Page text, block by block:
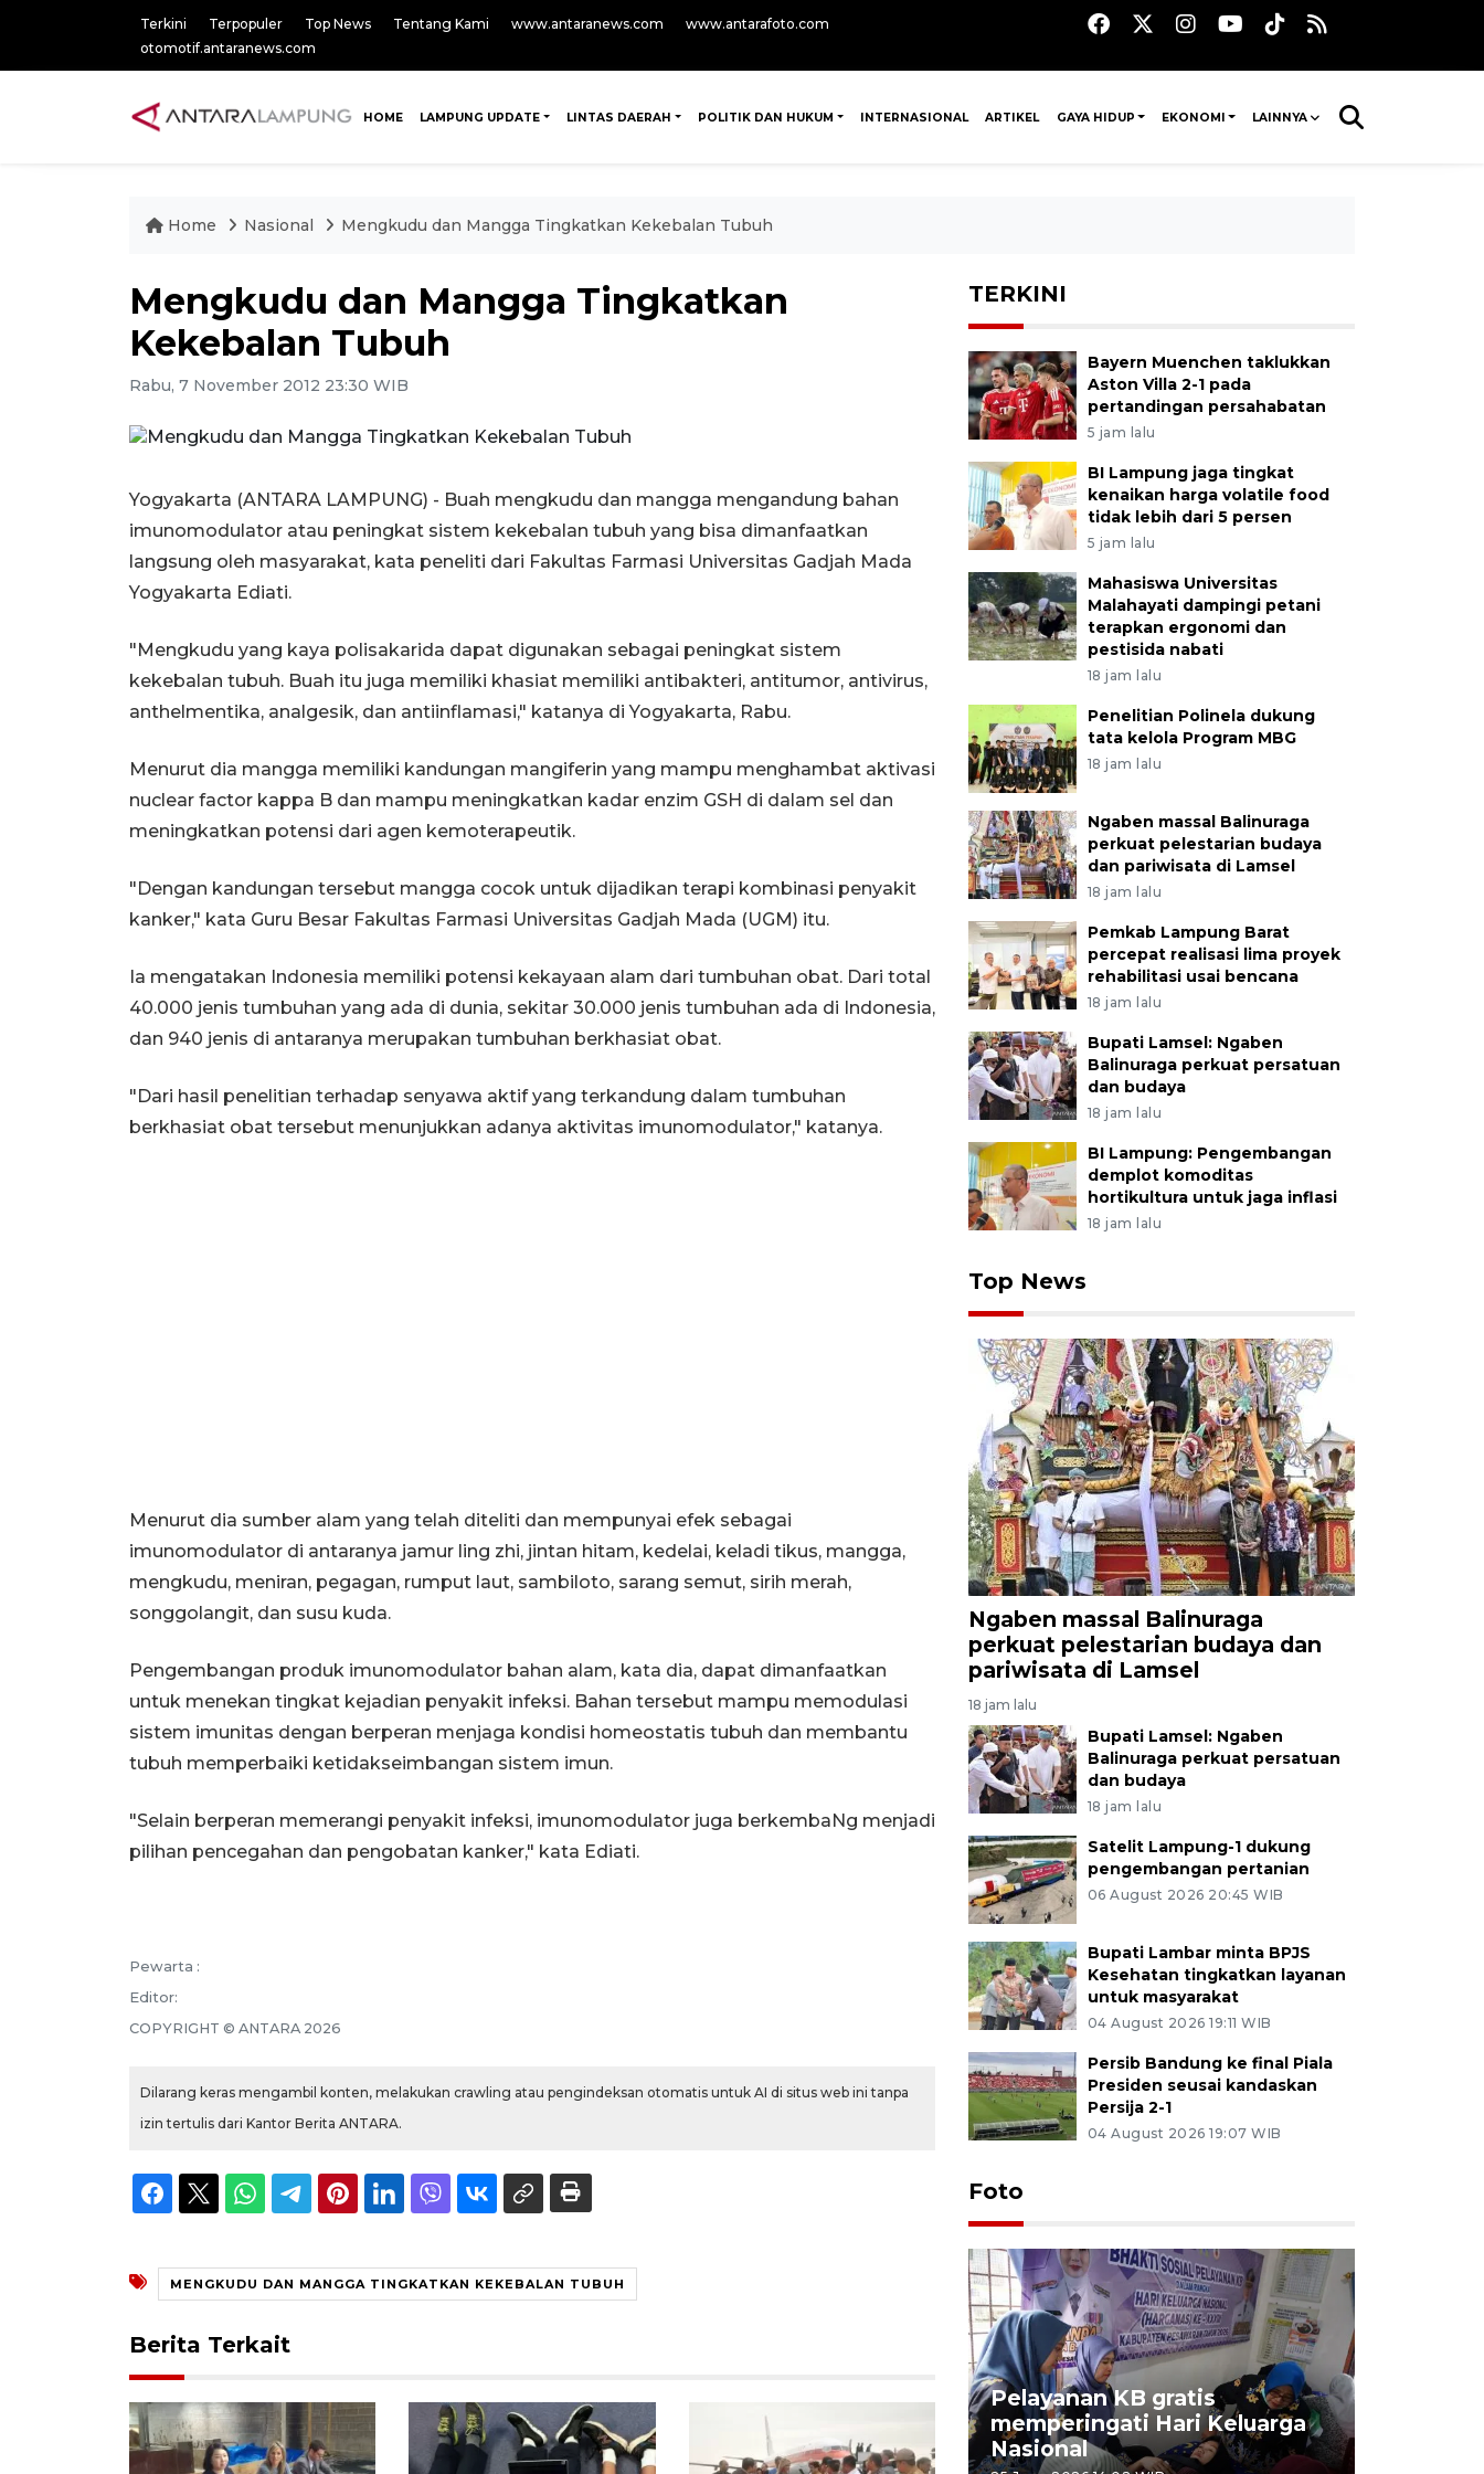
Terkini Terpopuler Top News Tentang Kami www.antaranews.com
www.antarafoto.com
otomotif.antaranews.com
HOME LAMPUNG UPDATE LINTAS DAERAH POLITIK DAN HUKUM INTERNASIONAL ARTIKEL GAYA HIDUP EKONOMI LAINNYA
Home Nasional Mengkudu dan Mangga Tingkatkan Kekebalan Tubuh
Mengkudu dan Mangga Tingkatkan
Kekebalan Tubuh
Rabu, 7 November 2012 23:30 WIB
Yogyakarta (ANTARA LAMPUNG) - Buah mengkudu dan mangga mengandung bahan
imunomodulator atau peningkat sistem kekebalan tubuh yang bisa dimanfaatkan
langsung oleh masyarakat, kata peneliti dari Fakultas Farmasi Universitas Gadjah Mada
Yogyakarta Ediati.
"Mengkudu yang kaya polisakarida dapat digunakan sebagai peningkat sistem
kekebalan tubuh. Buah itu juga memiliki khasiat memiliki antibakteri, antitumor, antivirus,
anthelmentika, analgesik, dan antiinflamasi," katanya di Yogyakarta, Rabu.
Menurut dia mangga memiliki kandungan mangiferin yang mampu menghambat aktivasi
nuclear factor kappa B dan mampu meningkatkan kadar enzim GSH di dalam sel dan
meningkatkan potensi dari agen kemoterapeutik.
"Dengan kandungan tersebut mangga cocok untuk dijadikan terapi kombinasi penyakit
kanker," kata Guru Besar Fakultas Farmasi Universitas Gadjah Mada (UGM) itu.
Ia mengatakan Indonesia memiliki potensi kekayaan alam dari tumbuhan obat. Dari total
40.000 jenis tumbuhan yang ada di dunia, sekitar 30.000 jenis tumbuhan ada di Indonesia,
dan 940 jenis di antaranya merupakan tumbuhan berkhasiat obat.
"Dari hasil penelitian terhadap senyawa aktif yang terkandung dalam tumbuhan
berkhasiat obat tersebut menunjukkan adanya aktivitas imunomodulator," katanya.
Menurut dia sumber alam yang telah diteliti dan mempunyai efek sebagai
imunomodulator di antaranya jamur ling zhi, jintan hitam, kedelai, keladi tikus, mangga,
mengkudu, meniran, pegagan, rumput laut, sambiloto, sarang semut, sirih merah,
songgolangit, dan susu kuda.
Pengembangan produk imunomodulator bahan alam, kata dia, dapat dimanfaatkan
untuk menekan tingkat kejadian penyakit infeksi. Bahan tersebut mampu memodulasi
sistem imunitas dengan berperan menjaga kondisi homeostatis tubuh dan membantu
tubuh memperbaiki ketidakseimbangan sistem imun.
"Selain berperan memerangi penyakit infeksi, imunomodulator juga berkembaNg menjadi
pilihan pencegahan dan pengobatan kanker," kata Ediati.
Pewarta :
Editor:
COPYRIGHT © ANTARA 2026
Dilarang keras mengambil konten, melakukan crawling atau pengindeksan otomatis untuk AI di situs web ini tanpa
izin tertulis dari Kantor Berita ANTARA.
MENGKUDU DAN MANGGA TINGKATKAN KEKEBALAN TUBUH
Berita Terkait
TERKINI
Bayern Muenchen taklukkan
Aston Villa 2-1 pada
pertandingan persahabatan
5 jam lalu
BI Lampung jaga tingkat
kenaikan harga volatile food
tidak lebih dari 5 persen
5 jam lalu
Mahasiswa Universitas
Malahayati dampingi petani
terapkan ergonomi dan
pestisida nabati
18 jam lalu
Penelitian Polinela dukung
tata kelola Program MBG
18 jam lalu
Ngaben massal Balinuraga
perkuat pelestarian budaya
dan pariwisata di Lamsel
18 jam lalu
Pemkab Lampung Barat
percepat realisasi lima proyek
rehabilitasi usai bencana
18 jam lalu
Bupati Lamsel: Ngaben
Balinuraga perkuat persatuan
dan budaya
18 jam lalu
BI Lampung: Pengembangan
demplot komoditas
hortikultura untuk jaga inflasi
18 jam lalu
Top News
Ngaben massal Balinuraga
perkuat pelestarian budaya dan
pariwisata di Lamsel
18 jam lalu
Bupati Lamsel: Ngaben
Balinuraga perkuat persatuan
dan budaya
18 jam lalu
Satelit Lampung-1 dukung
pengembangan pertanian
06 August 2026 20:45 WIB
Bupati Lambar minta BPJS
Kesehatan tingkatkan layanan
untuk masyarakat
04 August 2026 19:11 WIB
Persib Bandung ke final Piala
Presiden seusai kandaskan
Persija 2-1
04 August 2026 19:07 WIB
Foto
Tingkat hunian hotel di
Lampung naik pada Maret
2026
Pelayanan KB gratis
memperingati Hari Keluarga
Nasional